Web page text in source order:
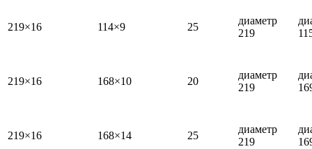
219×16 114×9 25
диаметр
219
219×16 168×10 20
диаметр
219
219×16 168×14 25
диаметр
219